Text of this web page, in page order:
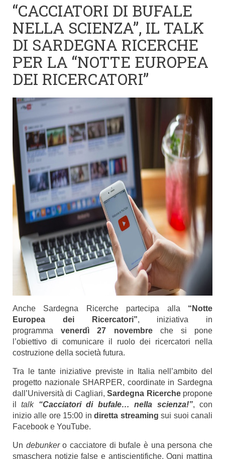
“CACCIATORI DI BUFALE
NELLA SCIENZA”, IL TALK
DI SARDEGNA RICERCHE
PER LA “NOTTE EUROPEA
DEI RICERCATORI”
Anche Sardegna Ricerche partecipa alla “Notte
Europea dei Ricercatori”, iniziativa in
programmavenerdì 27 novembreche si pone
l’obiettivo di comunicare il ruolo dei ricercatori nella
costruzione della società futura.
Tra le tante iniziative previste in Italia nell’ambito del
progetto nazionale SHARPER, coordinate in Sardegna
dall’Università di Cagliari,Sardegna Ricerchepropone
iltalk “Cacciatori di bufale… nella scienza!”, con
inizio alle ore 15:00 indiretta streaming sui suoi canali
Facebook e YouTube.
Un debunkero cacciatore di bufale è una persona che
smaschera notizie false e antiscientifiche. Ogni mattina